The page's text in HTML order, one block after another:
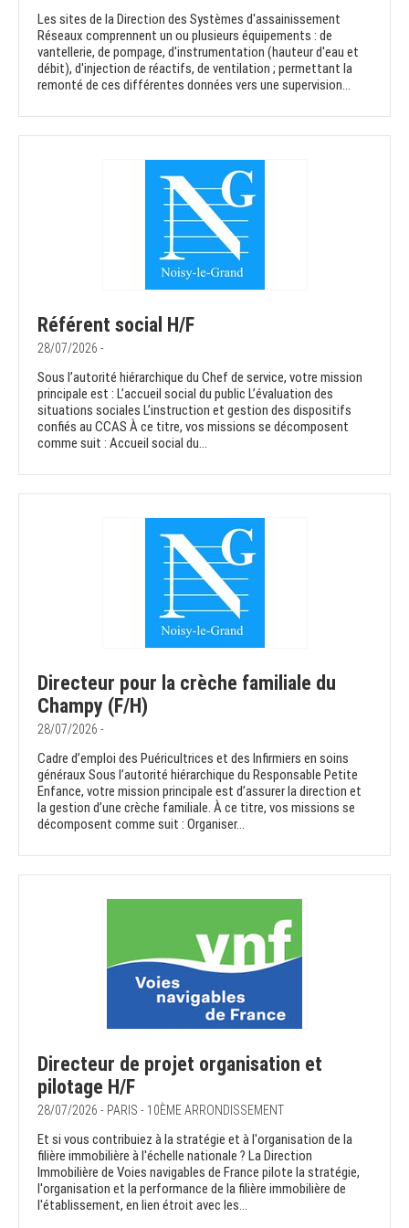
Les sites de la Direction des Systèmes d'assainissement
Réseaux comprennent un ou plusieurs équipements : de
vantellerie, de pompage, d'instrumentation (hauteur d'eau et
débit), d'injection de réactifs, de ventilation ; permettant la
remonté de ces différentes données vers une supervision...
Référent social H/F
28/07/2026 -
Sous l’autorité hiérarchique du Chef de service, votre mission
principale est : L’accueil social du public L’évaluation des
situations sociales L’instruction et gestion des dispositifs
confiés au CCAS À ce titre, vos missions se décomposent
comme suit : Accueil social du...
Directeur pour la crèche familiale du
Champy (F/H)
28/07/2026 -
Cadre d’emploi des Puéricultrices et des Infirmiers en soins
généraux Sous l’autorité hiérarchique du Responsable Petite
Enfance, votre mission principale est d’assurer la direction et
la gestion d’une crèche familiale. À ce titre, vos missions se
décomposent comme suit : Organiser...
Directeur de projet organisation et
pilotage H/F
28/07/2026 - PARIS - 10ÈME ARRONDISSEMENT
Et si vous contribuiez à la stratégie et à l'organisation de la
filière immobilière à l'échelle nationale ? La Direction
Immobilière de Voies navigables de France pilote la stratégie,
l'organisation et la performance de la filière immobilière de
l'établissement, en lien étroit avec les...